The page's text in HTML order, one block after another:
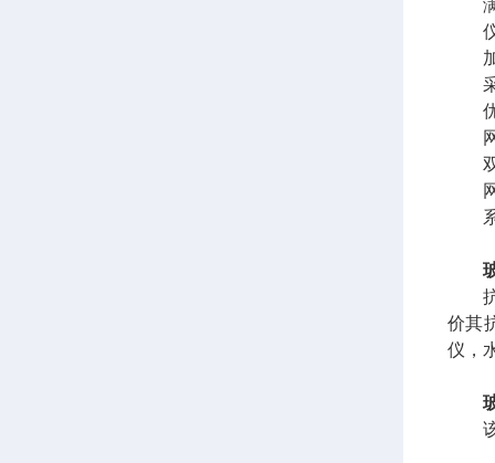
满
仪
加
采
优
网
双
网
系
抗
价其
仪，
该